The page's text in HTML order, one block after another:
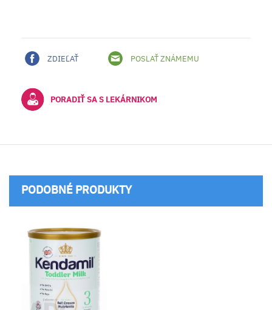
ZDIEĽAŤ POSLAŤ ZNÁMEMU
PORADIŤ SA S LEKÁRNIKOM
PODOBNÉ PRODUKTY